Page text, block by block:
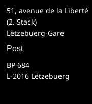
51, avenue de la Liberté
(2. Stack)
Lëtzebuerg-Gare
Post
BP 684
L-2016 Lëtzebuerg